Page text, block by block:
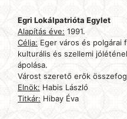
Egri Lokálpatrióta Egylet
Alapítás éve: 1991.
Célja: Eger város és polgárai
kulturális és szellemi
ápolása.
Várost szerető erők
Elnök: Habis László
Titkár: Hibay Éva